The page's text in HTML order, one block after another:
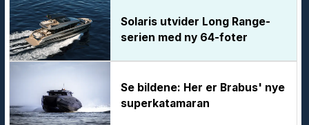
Solaris utvider Long Range-
serien med ny 64-foter
Se bildene: Her er Brabus' nye
superkatamaran